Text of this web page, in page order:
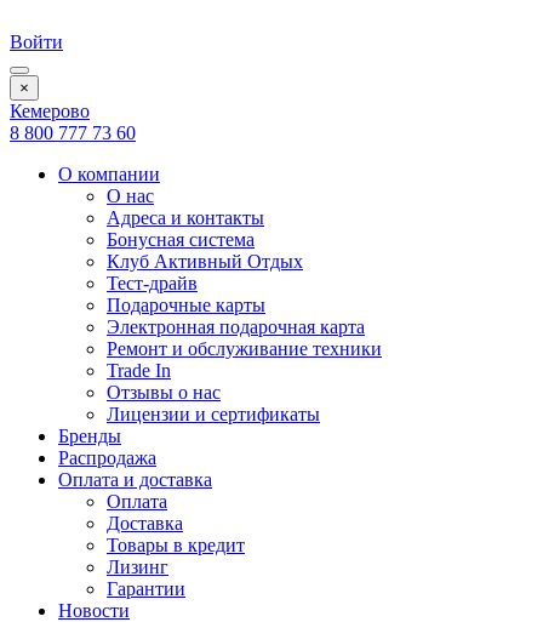
Войти
×
Кемерово
8 800 777 73 60
О компании
О нас
Адреса и контакты
Бонусная система
Клуб Активный Отдых
Тест-драйв
Подарочные карты
Электронная подарочная карта
Ремонт и обслуживание техники
Trade In
Отзывы о нас
Лицензии и сертификаты
Бренды
Распродажа
Оплата и доставка
Оплата
Доставка
Товары в кредит
Лизинг
Гарантии
Новости